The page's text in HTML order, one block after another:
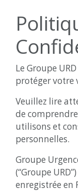
Le Groupe
protéger votre
Veuillez lire
de
utilisons et
personnelles.
Groupe
(“Groupe
enregistrée en